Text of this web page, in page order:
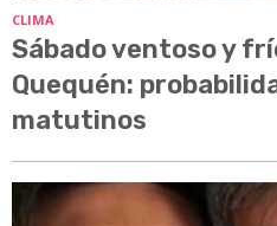
CLIMA
Sábado ventoso y
Quequén:
matutinos